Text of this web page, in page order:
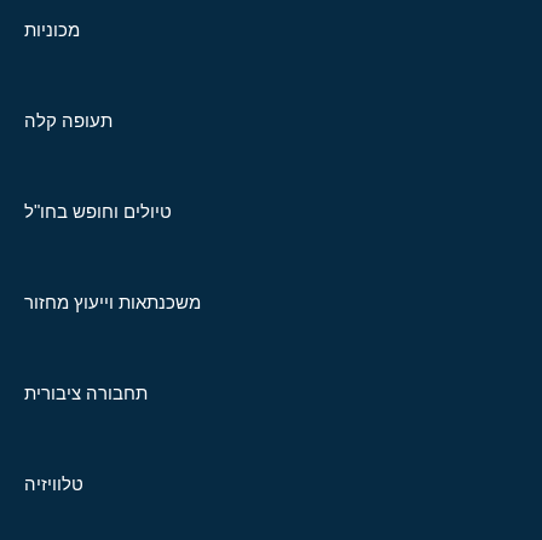
מכוניות
תעופה קלה
טיולים וחופש בחו"ל
משכנתאות וייעוץ מחזור
תחבורה ציבורית
טלוויזיה